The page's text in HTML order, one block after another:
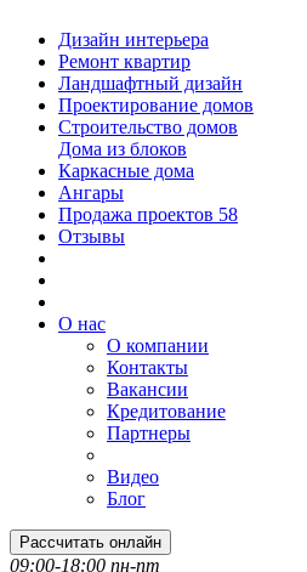
Дизайн интерьера
Ремонт квартир
Ландшафтный дизайн
Проектирование домов
Строительство домов
Дома из блоков
Каркасные дома
Ангары
Продажа проектов 58
Отзывы
О нас
О компании
Контакты
Вакансии
Кредитование
Партнеры
Видео
Блог
Рассчитать онлайн
09:00-18:00 пн-пт